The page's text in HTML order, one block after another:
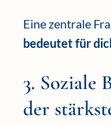
Eine zentrale
bedeutet für
3. Soziale
der